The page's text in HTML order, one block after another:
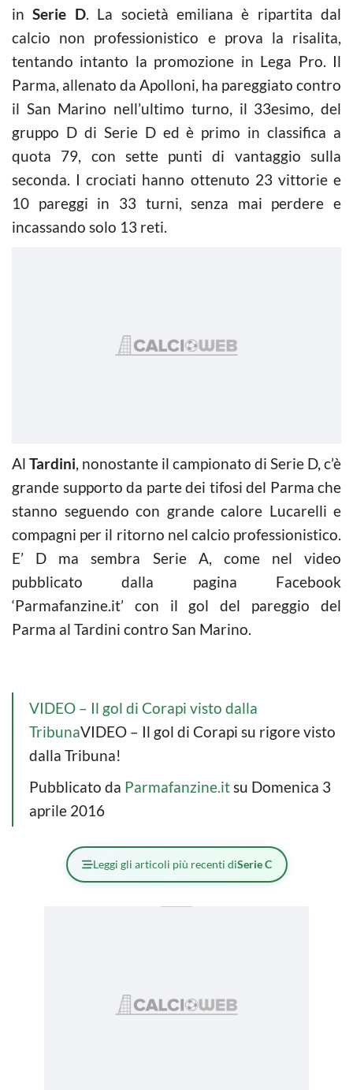
in Serie D. La società emiliana è ripartita dal
calcio non professionistico e prova la risalita,
tentando intanto la promozione in Lega Pro. Il
Parma, allenato da Apolloni, ha pareggiato contro
il San Marino nell’ultimo turno, il 33esimo, del
gruppo D di Serie D ed è primo in classifica a
quota 79, con sette punti di vantaggio sulla
seconda. I crociati hanno ottenuto 23 vittorie e
10 pareggi in 33 turni, senza mai perdere e
incassando solo 13 reti.
Al Tardini, nonostante il campionato di Serie D, c’è
grande supporto da parte dei tifosi del Parma che
stanno seguendo con grande calore Lucarelli e
compagni per il ritorno nel calcio professionistico.
E’ D ma sembra Serie A, come nel video
pubblicato dalla pagina Facebook
‘Parmafanzine.it’ con il gol del pareggio del
Parma al Tardini contro San Marino.
VIDEO – Il gol di Corapi visto dalla
TribunaVIDEO – Il gol di Corapi su rigore visto
dalla Tribuna!
Pubblicato da Parmafanzine.itsu Domenica 3
aprile 2016
Leggi gli articoli più recenti diSerie C